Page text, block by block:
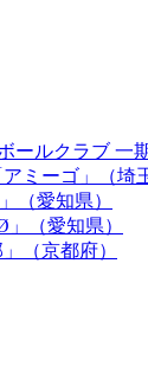
ールクラブ 一
ミーゴ」（埼
（愛知県）
（愛知県）
（京都府）